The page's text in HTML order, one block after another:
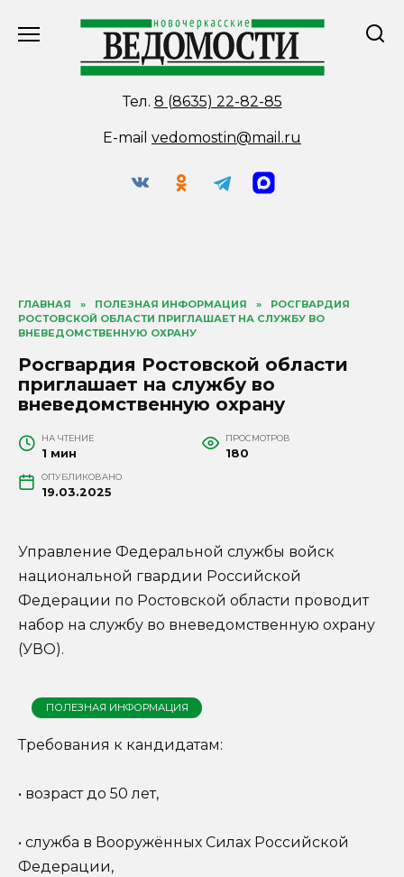
Тел. 8 (8635) 22-82-85
E-mail vedomostin@mail.ru
ГЛАВНАЯ » ПОЛЕЗНАЯ ИНФОРМАЦИЯ »
РОСГВАРДИЯ
РОСТОВСКОЙ ОБЛАСТИ ПРИГЛАШАЕТ НА СЛУЖБУ ВО
ВНЕВЕДОМСТВЕННУЮ ОХРАНУ
Росгвардия Ростовской области
приглашает на службу во
вневедомственную охрану
НА ЧТЕНИЕ
1 мин
ПРОСМОТРОВ
180
ОПУБЛИКОВАНО
19.03.2025
Управление Федеральной службы войск
национальной гвардии Российской
Федерации по Ростовской области проводит
набор на службу во вневедомственную охрану
(УВО).
ПОЛЕЗНАЯ ИНФОРМАЦИЯ
Требования к кандидатам:
• возраст до 50 лет,
• служба в Вооружённых Силах Российской
Федерации,